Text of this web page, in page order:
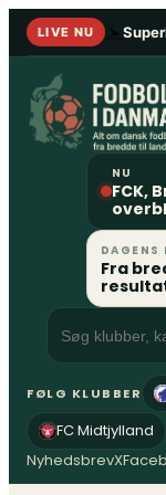
Spring
LIVE NU
NU
FCK,
DAGENS
Fra
FØLG KLUBBER
FC Midtjylland
NyhedsbrevX